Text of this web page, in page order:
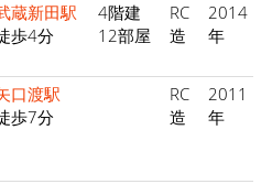
蔵新田駅
歩4分
4階建
12部屋
RC
造
2014
年
口渡駅
歩7分
RC
造
2011
年